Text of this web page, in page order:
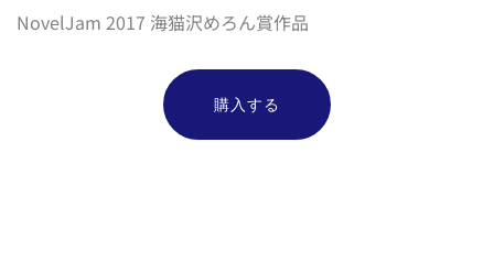
NovelJam 2017 海猫沢めろん賞作品
購入する